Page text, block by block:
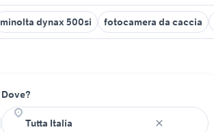
minolta dynax 500si fotocamera da caccia
Dove?